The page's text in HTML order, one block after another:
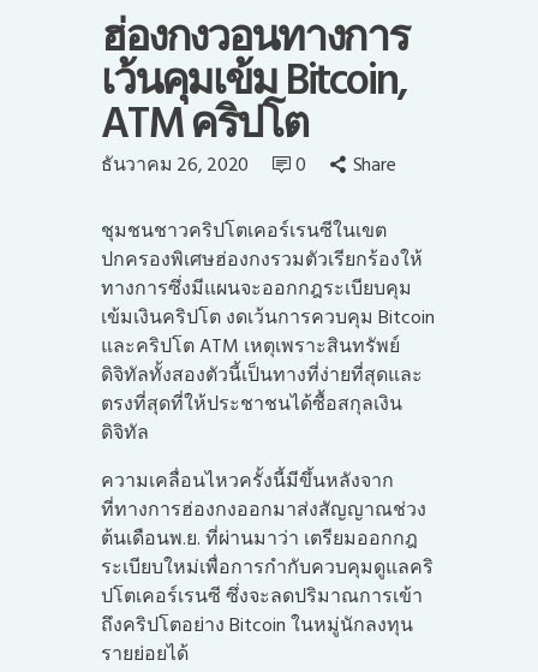
ฮ่องกงวอนทางการ
เว้นคุมเข้ม Bitcoin,
ATM คริปโต
ธันวาคม 26, 2020 0 Share
ชุมชนชาวคริปโตเคอร์เรนซีในเขต
ปกครองพิเศษฮ่องกงรวมตัวเรียกร้องให้
ทางการซึ่งมีแผนจะออกกฎระเบียบคุม
เข้มเงินคริปโต งดเว้นการควบคุม Bitcoin
และคริปโต ATM เหตุเพราะสินทรัพย์
ดิจิทัลทั้งสองตัวนี้เป็นทางที่ง่ายที่สุดและ
ตรงที่สุดที่ให้ประชาชนได้ซื้อสกุลเงิน
ดิจิทัล
ความเคลื่อนไหวครั้งนี้มีขึ้นหลังจาก
ที่ทางการฮ่องกงออกมาส่งสัญญาณช่วง
ต้นเดือนพ.ย. ที่ผ่านมาว่า เตรียมออกกฎ
ระเบียบใหม่เพื่อการกำกับควบคุมดูแลคริ
ปโตเคอร์เรนซี ซึ่งจะลดปริมาณการเข้า
ถึงคริปโตอย่าง Bitcoin ในหมู่นักลงทุน
รายย่อยได้